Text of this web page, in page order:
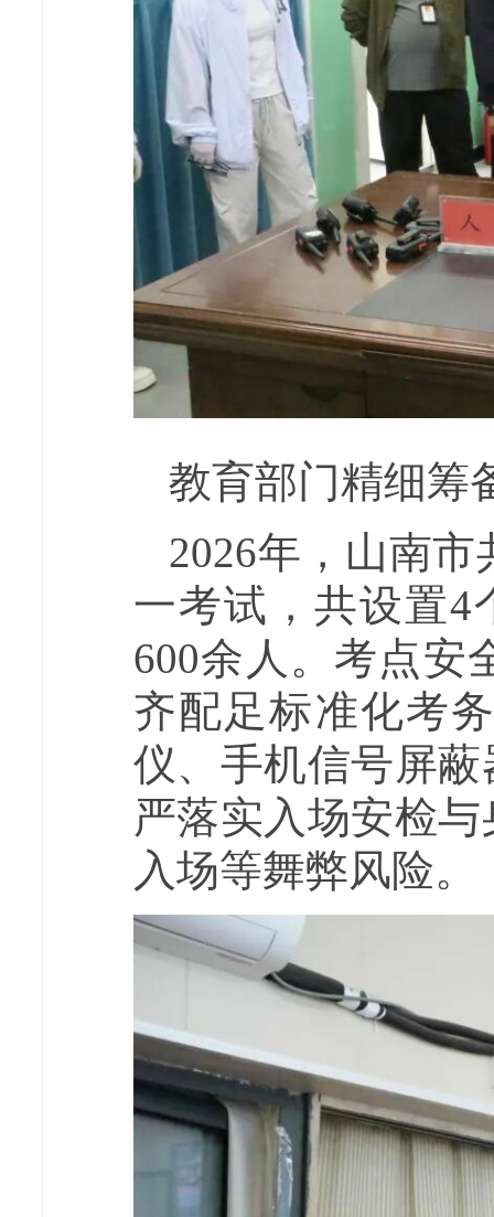
教育部门精细筹
2026年，山南
一考试，共设置4
600余人。考点安
齐配足标准化考
仪、手机信号屏
严落实入场安检
入场等舞弊风险。